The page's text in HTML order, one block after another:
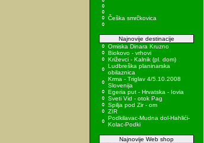
Češka smrčkovica
Najnovije destinacije
Omiska Dinara Kruzno
Biokovo - vrhovi
Križevci - Kalnik (pl. dom)
Ludbreška planinarska
obilaznica
Krma - Triglav 4/5.10.2008
Slovenija
Egeria put - Hrvatska - Iovia
Sveti Vid - otok Pag
Spilja pod Zir - om
ZIR
Podkilavac-Mudna dol-Hahlići-
Kolac-Podki
Najnovije Web shop